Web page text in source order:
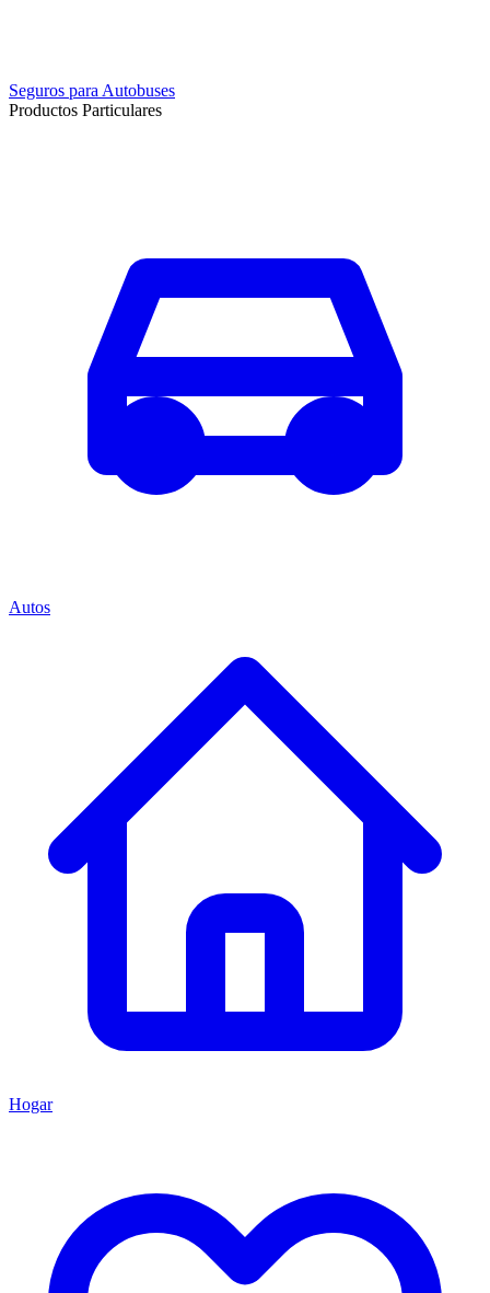
Seguros para Autobuses
Productos Particulares
Autos
Hogar